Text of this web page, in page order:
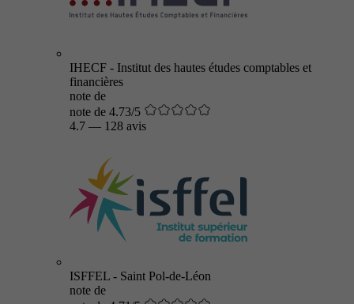
IHECF - Institut des hautes études comptables et
financières
note de
note de 4.73/5
4.7 — 128 avis
ISFFEL - Saint Pol-de-Léon
note de